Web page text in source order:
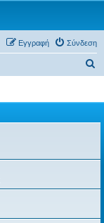
Σύνδεση
Εγγραφή